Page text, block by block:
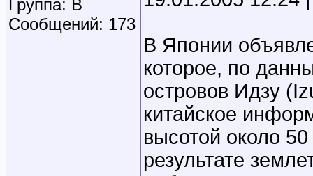
Группа: B
Сообщений: 173
В Японии
которое, по
островов Идзу
китайское
высотой около
результате